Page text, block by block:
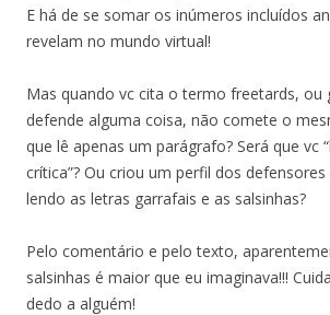
E há de se somar os inúmeros incluídos
revelam no mundo virtual!
Mas quando vc cita o termo freetards, ou
defende alguma coisa, não comete o
que lê apenas um parágrafo? Será que vc
crítica”? Ou criou um perfil dos defensores
lendo as letras garrafais e as salsinhas?
Pelo comentário e pelo texto,
salsinhas é maior que eu imaginava!!!
dedo a alguém!